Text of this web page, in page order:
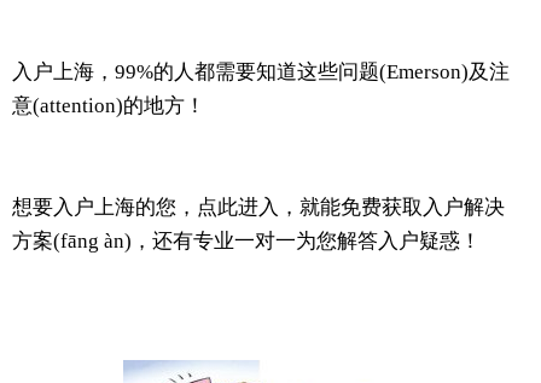
入户上海，99%的人都需要知道这些问题(Emerson)及注
意(attention)的地方！
想要入户上海的您，点此进入，就能免费获取入户解决
方案(fāng àn)，还有专业一对一为您解答入户疑惑！